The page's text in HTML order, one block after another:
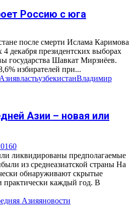
Россию с юга
после смерти Ислама Каримова
декабря президентских выборах
государства Шавкат Мирзиёев.
избирателей при...
властьузбекистанВладимир
Азии – новая или
0
ликвидированы предполагаемые
из среднеазиатской страны На
обнаруживают скрытые
практически каждый год. В
Азияяновости